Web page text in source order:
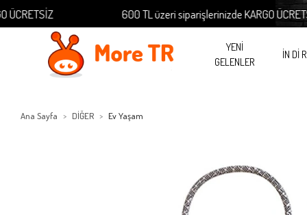
600 TL üzeri siparişlerinizde KARGO ÜCRETSİZ
YENİ
GELENLER
İN Dİ
Ana Sayfa DİĞER Ev Yaşam